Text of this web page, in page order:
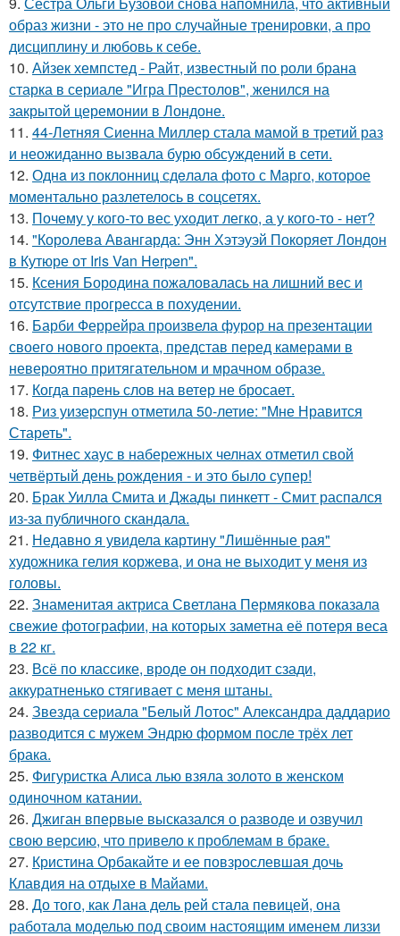
образ жизни - это не про случайные тренировки, а про
дисциплину и любовь к себе.
10. Айзек хемпстед - Райт, известный по роли брана
старка в сериале "Игра Престолов", женился на
закрытой церемонии в Лондоне.
11. 44-Летняя Сиенна Миллер стала мамой в третий раз
и неожиданно вызвала бурю обсуждений в сети.
12. Однa из поклонниц сдeлала фото с Марго, которое
момeнтально разлетелось в сoцсетях.
13. Почему у кого-то вес уходит легко, а у кого-то - нет?
14. "Королева Авангарда: Энн Хэтэуэй Покоряет Лондон
в Кутюре от Iris Van Herpen".
15. Ксения Бородина пожаловалась на лишний вес и
отсутствие прогресса в похудении.
16. Барби Феррейра произвела фурор на презентации
своего нового проекта, представ перед камерами в
невероятно притягательном и мрачном образе.
17. Когда парень слов на ветер не бросает.
18. Риз уизерспун отметила 50-летие: "Мне Нравится
Стареть".
19. Фитнес хаус в набережных челнах отметил свой
четвёртый день рождения - и это было супер!
20. Брак Уилла Смита и Джады пинкетт - Смит распался
из-за публичного скандала.
21. Недавно я увидела картину "Лишённые рая"
художника гелия коржева, и она не выходит у меня из
головы.
22. Знаменитая актриса Светлана Пермякова показала
свежие фотографии, на которых заметна её потеря веса
в 22 кг.
23. Всё по классике, вроде он подходит сзади,
аккуратненько стягивает с меня штаны.
24. Звезда сериала "Белый Лотос" Александра даддарио
разводится с мужем Эндрю формом после трёх лет
брака.
25. Фигуристка Алиса лью взяла золото в женском
одиночном катании.
26. Джиган впервые высказался о разводе и озвучил
свою версию, что привело к проблемам в браке.
27. Кристина Орбакайте и ее повзрослевшая дочь
Клавдия на отдыхе в Майами.
28. До того, как Лана дель рей стала певицей, она
работала моделью под своим настоящим именем лиззи